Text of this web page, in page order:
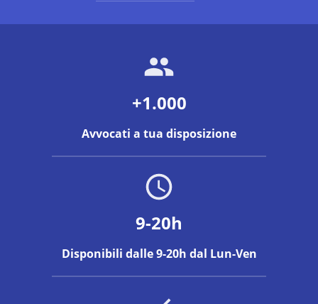
+1.000
Avvocati a tua disposizione
9-20h
Disponibili dalle 9-20h dal Lun-Ven